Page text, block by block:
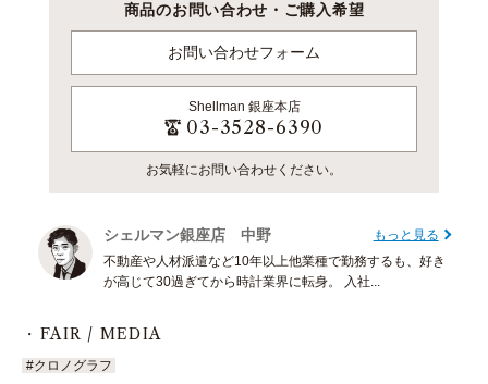
商品のお問い合わせ・ご購入希望
お問い合わせフォーム
Shellman 銀座本店
03-3528-6390
お気軽にお問い合わせください。
シェルマン銀座店 中野
もっと見る
不動産や人材派遣など10年以上他業種で勤務するも、好き
が高じて30過ぎてから時計業界に転身。 入社...
FAIR / MEDIA
#クロノグラフ